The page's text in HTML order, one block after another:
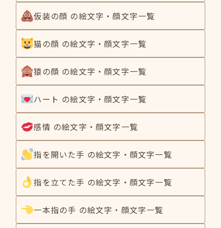
仮装の顔 の絵文字・顔文字一覧
猫の顔 の絵文字・顔文字一覧
猿の顔 の絵文字・顔文字一覧
ハート の絵文字・顔文字一覧
感情 の絵文字・顔文字一覧
指を開いた手 の絵文字・顔文字一覧
指を立てた手 の絵文字・顔文字一覧
一本指の手 の絵文字・顔文字一覧